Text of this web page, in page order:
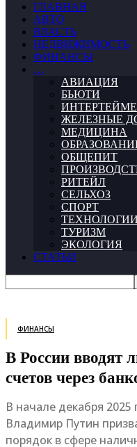
ГЛАВНАЯ
АВТО
ВЛАСТЬ
НЕДВИЖИМОСТЬ
ФИНАНСЫ
…
АВИАЦИЯ
БЬЮТИ
ЖЕЛЕЗНЫЕ
МЕДИЦИНА
ОБЩЕПИТ
РИТЕЙЛ
СЕЛЬХОЗ
СПОРТ
ТЕХНОЛОГИИ
ТУРИЗМ
ЭКОЛОГИЯ
СТАТЬИ
ФИНАНСЫ
В России вводят
счетов через
В начале декабря
Владимир Путин
порядок в сфере